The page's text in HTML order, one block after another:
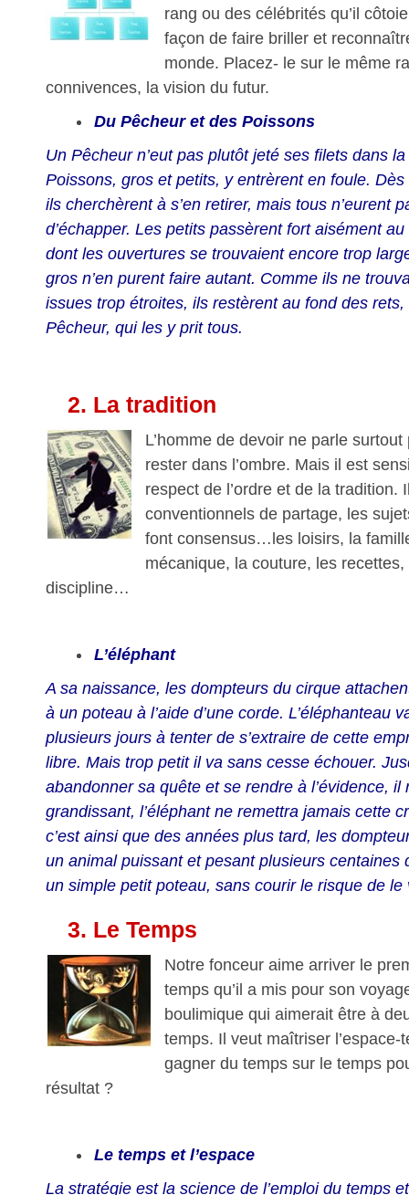
rang ou des célébrités qu’il
façon de faire briller et
monde. Placez- le sur le même
connivences, la vision du futur.
Du Pêcheur et des Poissons
Un Pêcheur n’eut pas plutôt jeté ses filets dans
Poissons, gros et petits, y entrèrent en foule. Dès
ils cherchèrent à s’en retirer, mais tous n’eurent
d’échapper. Les petits passèrent fort aisément
dont les ouvertures se trouvaient encore trop
gros n’en purent faire autant. Comme ils ne
issues trop étroites, ils restèrent au fond des
Pêcheur, qui les y prit tous.
2. La tradition
L’homme de devoir ne parle
rester dans l’ombre. Mais il est
respect de l’ordre et de la tradition.
conventionnels de partage, les
font consensus…les loisirs, la
mécanique, la couture, les recettes,
discipline…
L’éléphant
A sa naissance, les dompteurs du cirque
à un poteau à l’aide d’une corde. L’éléphanteau
plusieurs jours à tenter de s’extraire de cette
libre. Mais trop petit il va sans cesse échouer.
abandonner sa quête et se rendre à l’évidence, il
grandissant, l’éléphant ne remettra jamais cette
c’est ainsi que des années plus tard, les
un animal puissant et pesant plusieurs centaines
un simple petit poteau, sans courir le risque de le
3. Le Temps
Notre fonceur aime arriver le
temps qu’il a mis pour son
boulimique qui aimerait être à
temps. Il veut maîtriser
gagner du temps sur le temps
résultat ?
Le temps et l’espace
La stratégie est la science de l’emploi du temps